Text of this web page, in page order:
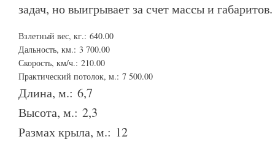
задач, но выигрывает за счет массы и габаритов.
Взлетный вес, кг.: 640.00
Дальность, км.: 3 700.00
Скорость, км/ч.: 210.00
Практический потолок, м.: 7 500.00
Длина, м.: 6,7
Высота, м.: 2,3
Размах крыла, м.: 12